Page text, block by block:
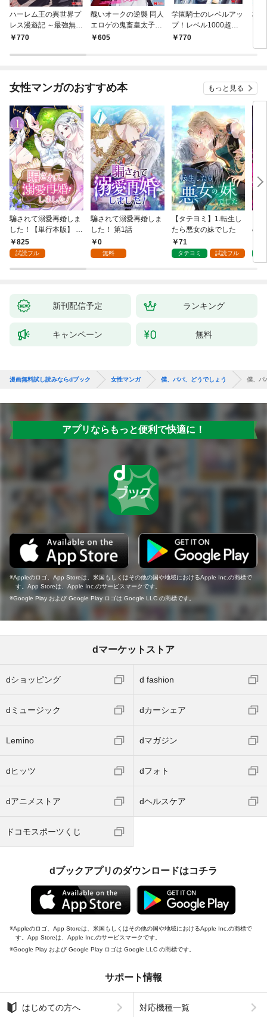
ハーレム王の異世界プ
レス漫遊記 ～最強無双
のおじさんはあらゆる
ミック） 1
770
醜いオークの逆襲 同人
エロゲの鬼畜皇太子に
転生した喪男の受難
605
学園騎士のレベルアッ
プ！レベル1000超え
の転生者、落ちこぼれ
770
村
女性マンガのおすすめ本 もっと見る
騙されて溺愛再婚しま
した！【単行本版】 1
巻825
試読フル
騙されて溺愛再婚しま
した！ 第1話
0
無料
【タテヨミ】1.転生し
たら悪女の妹でした
71
タテヨミ 試読フル
の
新刊配信予定 ランキング
キャンペーン 無料
漫画無料試し読みならdブック 女性マンガ 僕、パパ、どうでしょう 僕、パ
アプリならもっと便利で快適に！
Appleのロゴ、App Storeは、米国もしくはその他の国や地域におけるApple Inc.の商標で
す。App Storeは、Apple Inc.のサービスマークです。
Google Play および Google Play ロゴは Google LLC の商標です。
dマーケットストア
dショッピング d fashion
dミュージック dカーシェア
Lemino dマガジン
dヒッツ dフォト
dアニメストア dヘルスケア
ドコモスポーツくじ
dブックアプリのダウンロードはコチラ
Appleのロゴ、App Storeは、米国もしくはその他の国や地域におけるApple Inc.の商標で
す。App Storeは、Apple Inc.のサービスマークです。
Google Play および Google Play ロゴは Google LLC の商標です。
サポート情報
はじめての方へ 対応機種一覧